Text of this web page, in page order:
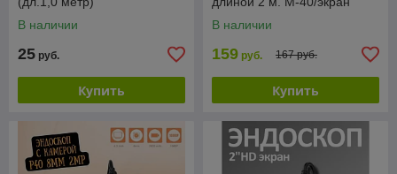
В наличии
25 руб.
Купить
водонепроницаемый
В наличии
159 руб. 167 руб.
Купить